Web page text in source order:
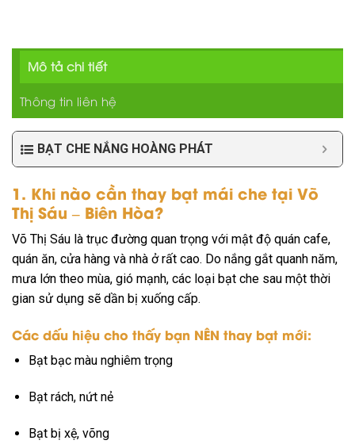
Mô tả chi tiết
Thông tin liên hệ
BẠT CHE NẮNG HOÀNG PHÁT
1. Khi nào cần thay bạt mái che tại Võ
Thị Sáu – Biên Hòa?
Võ Thị Sáu là trục đường quan trọng với mật độ quán cafe,
quán ăn, cửa hàng và nhà ở rất cao. Do nắng gắt quanh năm,
mưa lớn theo mùa, gió mạnh, các loại bạt che sau một thời
gian sử dụng sẽ dần bị xuống cấp.
Các dấu hiệu cho thấy bạn NÊN thay bạt mới:
Bạt bạc màu nghiêm trọng
Bạt rách, nứt nẻ
Bạt bị xệ, võng